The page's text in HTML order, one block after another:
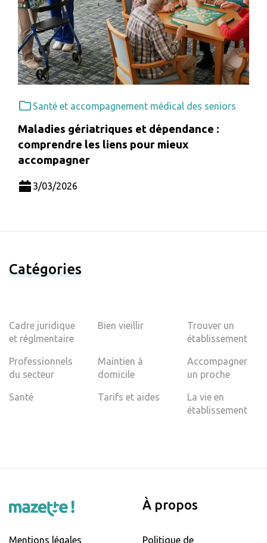
Santé et accompagnement médical des seniors
Maladies gériatriques et dépendance :
comprendre les liens pour mieux
accompagner
3/03/2026
Catégories
Cadre juridique
et réglmentaire
Bien vieillir
Trouver un
établissement
Professionnels
du secteur
Maintien à
domicile
Accompagner
un proche
Santé Tarifs et aides
La vie en
établissement
Mentions légales
À propos
Politique de